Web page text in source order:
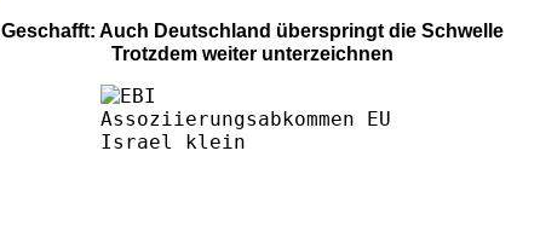
Geschafft: Auch Deutschland überspringt die Schwelle
Trotzdem weiter unterzeichnen